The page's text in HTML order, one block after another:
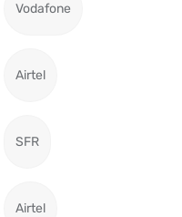
Vodafone
Airtel
SFR
Airtel